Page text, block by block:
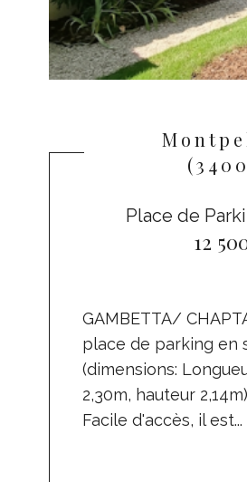
Place de
12
GAMBETTA/
place de parking en
(dimensions:
2,30m, hauteur 2,14m)
Facile d'accès, il est...